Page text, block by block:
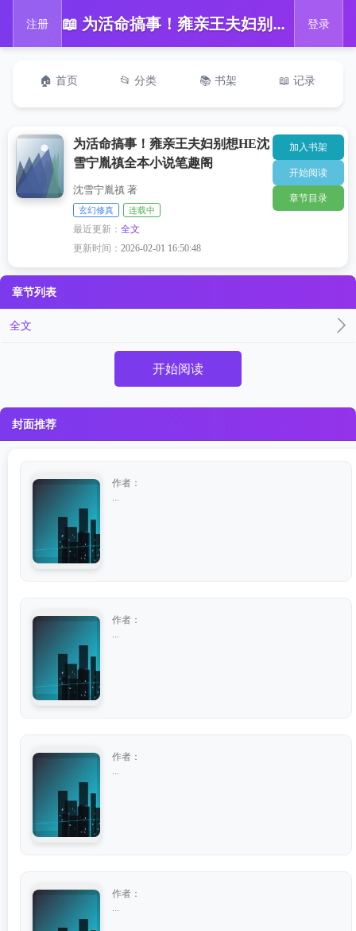
注册 📖 为活命搞事！雍亲王夫妇别想HE沈雪宁胤禛全本小说笔趣阁 登录
🏠 首页 📂 分类 📚 书架 📖 记录
为活命搞事！雍亲王夫妇别想HE沈
雪宁胤禛全本小说笔趣阁
沈雪宁胤禛 著
玄幻修真 连载中
最近更新：全文
更新时间：2026-02-01 16:50:48
加入书架
开始阅读
章节目录
章节列表
全文
开始阅读
封面推荐
作者：
作者：
作者：
作者：